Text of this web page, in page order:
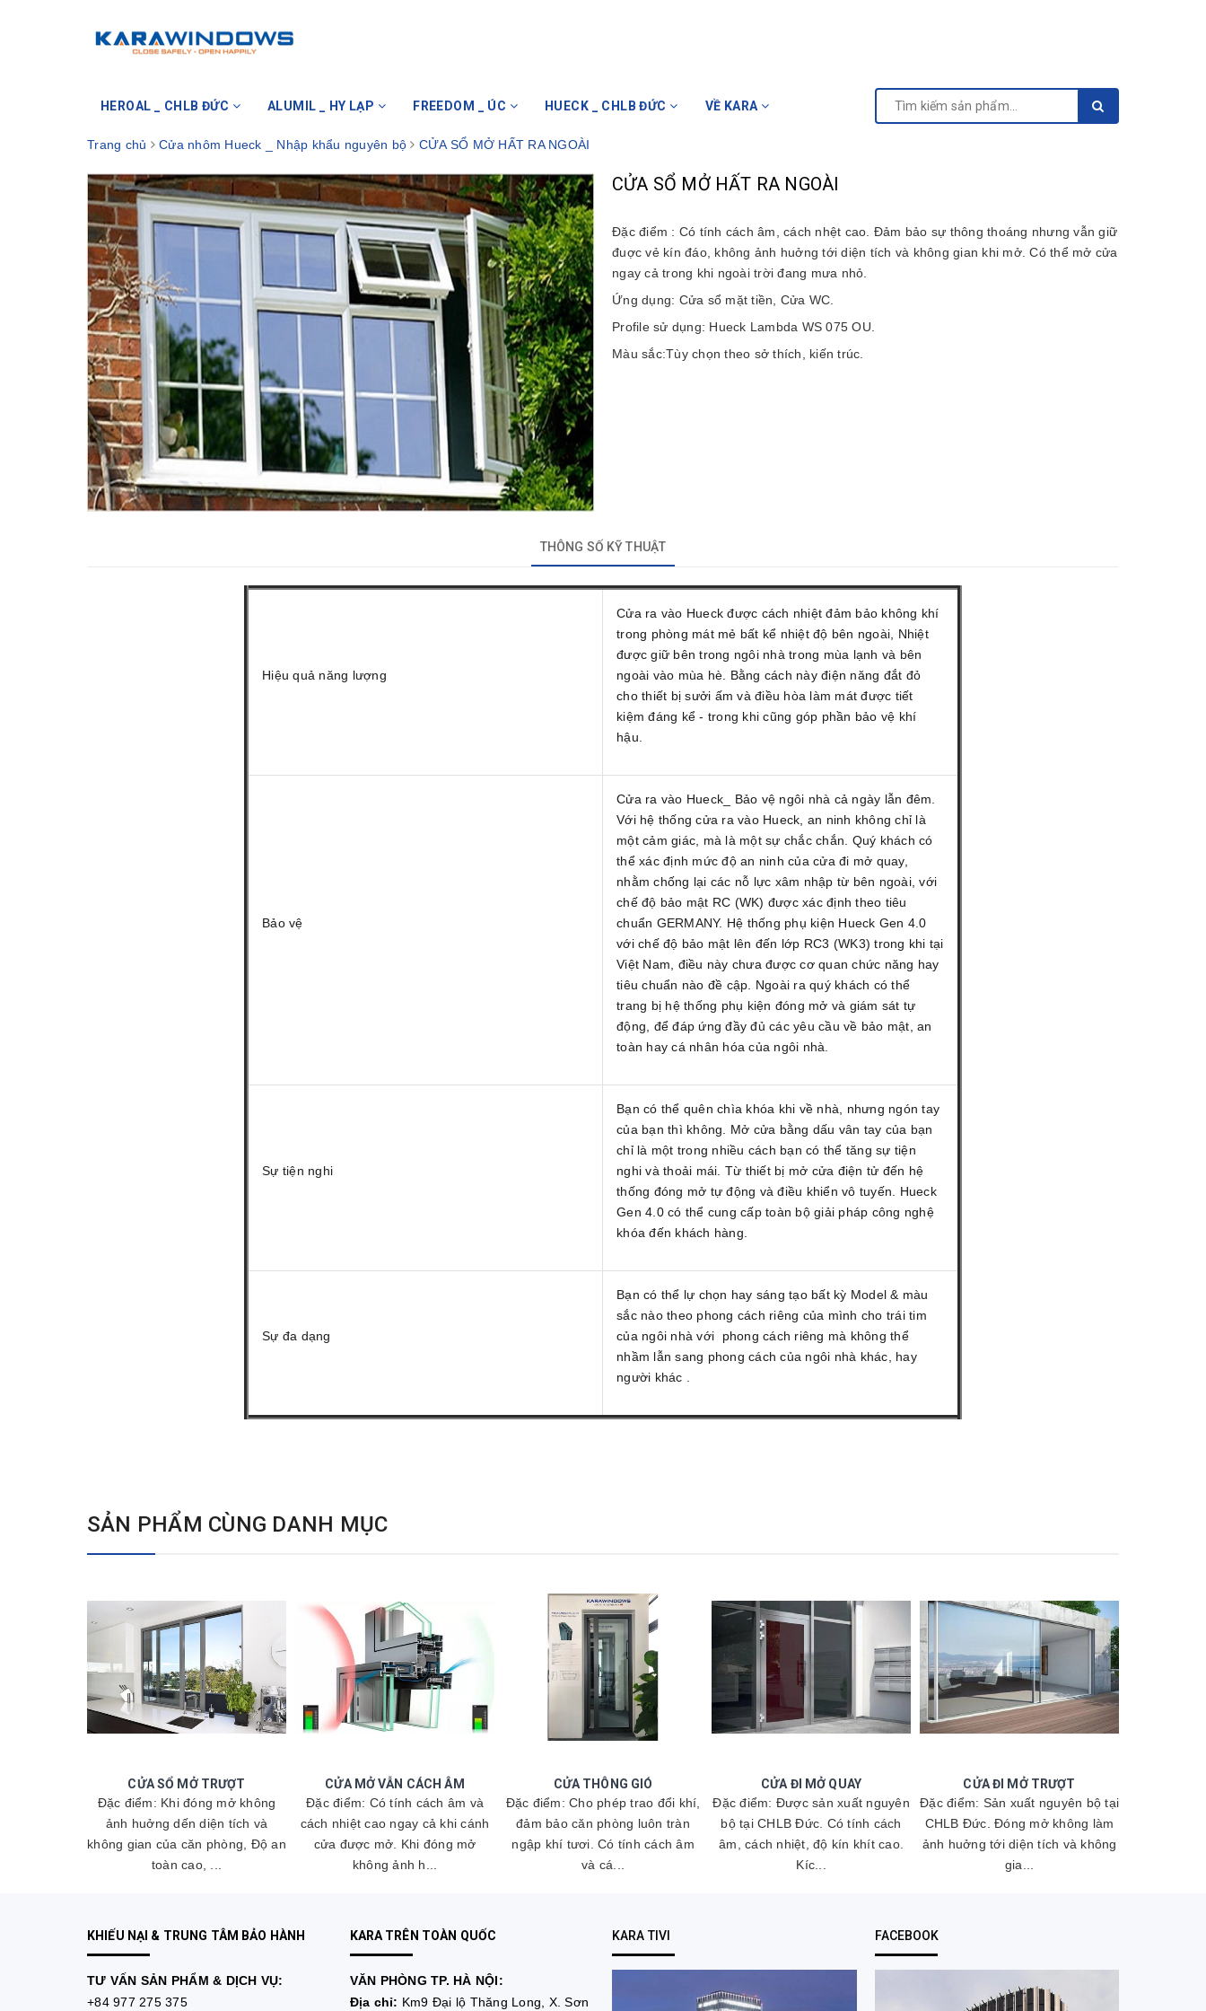
HEROAL _ CHLB ĐỨC ALUMIL _ HY LẠP FREEDOM _ ÚC HUECK _ CHLB ĐỨC VỀ KARA
Trang chủ Cửa nhôm Hueck _ Nhập khẩu nguyên bộ CỬA SỔ MỞ HẤT RA NGOÀI
CỬA SỔ MỞ HẤT RA NGOÀI
Đặc điểm : Có tính cách âm, cách nhệt cao. Đảm bảo sự thông thoáng nhưng vẫn giữ
đuợc vẻ kín đáo, không ảnh huởng tới diện tích và không gian khi mở. Có thể mở cửa
ngay cả trong khi ngoài trời đang mưa nhỏ.
Ứng dụng: Cửa sổ mặt tiền, Cửa WC.
Profile sử dụng: Hueck Lambda WS 075 OU.
Màu sắc:Tùy chọn theo sở thích, kiến trúc.
THÔNG SỐ KỸ THUẬT
Hiệu quả năng lượng
Cửa ra vào Hueck được cách nhiệt đảm bảo không khí
trong phòng mát mẻ bất kể nhiệt độ bên ngoài, Nhiệt
được giữ bên trong ngôi nhà trong mùa lạnh và bên
ngoài vào mùa hè. Bằng cách này điện năng đắt đỏ
cho thiết bị sưởi ấm và điều hòa làm mát được tiết
kiệm đáng kể - trong khi cũng góp phần bảo vệ khí
hậu.
Bảo vệ
Cửa ra vào Hueck_ Bảo vệ ngôi nhà cả ngày lẫn đêm.
Với hệ thống cửa ra vào Hueck, an ninh không chỉ là
một cảm giác, mà là một sự chắc chắn. Quý khách có
thể xác định mức độ an ninh của cửa đi mở quay,
nhằm chống lại các nỗ lực xâm nhập từ bên ngoài, với
chế độ bảo mật RC (WK) được xác định theo tiêu
chuẩn GERMANY. Hệ thống phụ kiện Hueck Gen 4.0
với chế độ bảo mật lên đến lớp RC3 (WK3) trong khi tại
Việt Nam, điều này chưa được cơ quan chức năng hay
tiêu chuẩn nào đề cập. Ngoài ra quý khách có thể
trang bị hệ thống phụ kiện đóng mở và giám sát tự
động, để đáp ứng đầy đủ các yêu cầu về bảo mật, an
toàn hay cá nhân hóa của ngôi nhà.
Sự tiện nghi
Bạn có thể quên chìa khóa khi về nhà, nhưng ngón tay
của bạn thì không. Mở cửa bằng dấu vân tay của bạn
chỉ là một trong nhiều cách bạn có thể tăng sự tiện
nghi và thoải mái. Từ thiết bị mở cửa điện tử đến hệ
thống đóng mở tự động và điều khiển vô tuyến. Hueck
Gen 4.0 có thể cung cấp toàn bộ giải pháp công nghệ
khóa đến khách hàng.
Sự đa dạng
Bạn có thể lự chọn hay sáng tạo bất kỳ Model & màu
sắc nào theo phong cách riêng của mình cho trái tim
của ngôi nhà với phong cách riêng mà không thể
nhầm lẫn sang phong cách của ngôi nhà khác, hay
người khác .
SẢN PHẨM CÙNG DANH MỤC
CỬA SỔ MỞ TRƯỢT
Đặc điểm: Khi đóng mở không
ảnh huởng dến diện tích và
không gian của căn phòng, Độ an
toàn cao, ...
CỬA MỞ VẪN CÁCH ÂM
Đặc điểm: Có tính cách âm và
cách nhiệt cao ngay cả khi cánh
cửa được mở. Khi đóng mở
không ảnh h...
CỬA THÔNG GIÓ
Đặc điểm: Cho phép trao đổi khí,
đảm bảo căn phòng luôn tràn
ngập khí tươi. Có tính cách âm
và cá...
CỬA ĐI MỞ QUAY
Đặc điểm: Được sản xuất nguyên
bộ tại CHLB Đức. Có tính cách
âm, cách nhiệt, độ kín khít cao.
Kíc...
CỬA ĐI MỞ TRƯỢT
Đặc điểm: Sản xuất nguyên bộ tại
CHLB Đức. Đóng mở không làm
ảnh huởng tới diện tích và không
gia...
KHIẾU NẠI & TRUNG TÂM BẢO HÀNH
TƯ VẤN SẢN PHẨM & DỊCH VỤ:
+84 977 275 375
KARA TRÊN TOÀN QUỐC
VĂN PHÒNG TP. HÀ NỘI:
Địa chỉ: Km9 Đại lộ Thăng Long, X. Sơn
KARA TIVI FACEBOOK